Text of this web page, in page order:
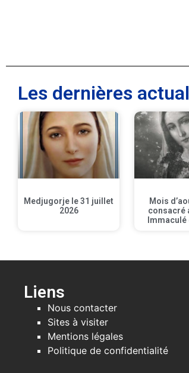
Les dernières
Medjugorje le 31 juillet
2026
Mois
consacré
Liens
Nous contacter
Sites à visiter
Mentions légales
Politique de confidentialité
Recevez gratuitement le